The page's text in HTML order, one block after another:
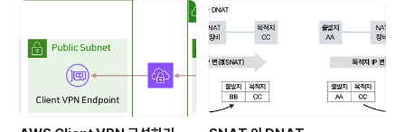
을 읽어보시고 수수료 할인을 받을 수 있는 계정으로 가입
하세요https://zigispace.net/1176> MEXC 거래소..